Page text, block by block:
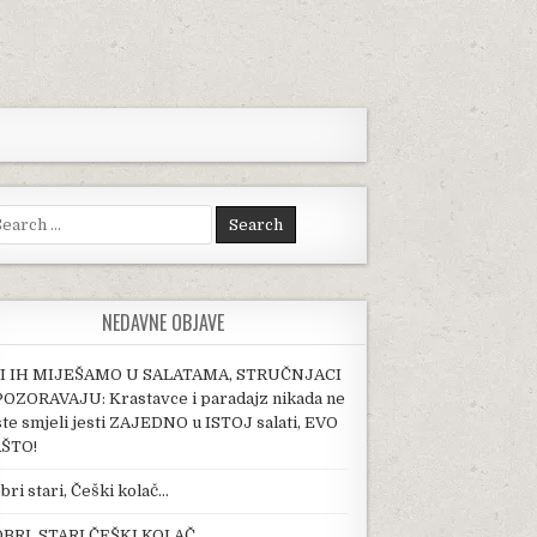
for:
NEDAVNE OBJAVE
IH MIJEŠAMO U SALATAMA, STRUČNJACI
Krastavce i paradajz nikada ne
smjeli jesti ZAJEDNO u ISTOJ salati, EVO
stari, Češki kolač…